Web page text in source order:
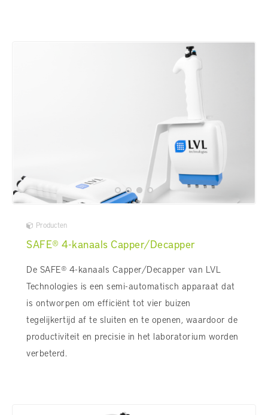
Producten
SAFE® 4-kanaals Capper/Decapper
De SAFE® 4-kanaals Capper/Decapper van LVL
Technologies is een semi-automatisch apparaat dat
is ontworpen om efficiënt tot vier buizen
tegelijkertijd af te sluiten en te openen, waardoor de
productiviteit en precisie in het laboratorium worden
verbeterd.